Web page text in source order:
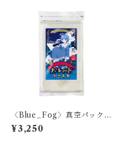
〈Blue_Fog〉真空パック
米 パレード
¥3,250